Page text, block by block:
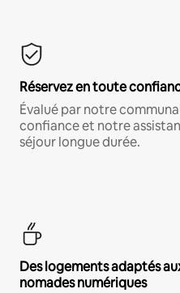
Réservez en toute
Évalué par notre
confiance et notre
séjour longue durée.
Des logements adaptés
nomades numériques